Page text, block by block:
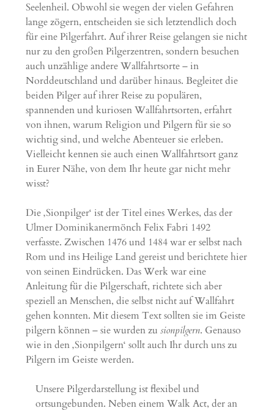
Seelenheil. Obwohl sie wegen der vielen Gefahren
lange zögern, entscheiden sie sich letztendlich doch
für eine Pilgerfahrt. Auf ihrer Reise gelangen sie nicht
nur zu den großen Pilgerzentren, sondern besuchen
auch unzählige andere Wallfahrtsorte – in
Norddeutschland und darüber hinaus. Begleitet die
beiden Pilger auf ihrer Reise zu populären,
spannenden und kuriosen Wallfahrtsorten, erfahrt
von ihnen, warum Religion und Pilgern für sie so
wichtig sind, und welche Abenteuer sie erleben.
Vielleicht kennen sie auch einen Wallfahrtsort ganz
in Eurer Nähe, von dem Ihr heute gar nicht mehr
wisst?
Die ‚Sionpilger‘ ist der Titel eines Werkes, das der
Ulmer Dominikanermönch Felix Fabri 1492
verfasste. Zwischen 1476 und 1484 war er selbst nach
Rom und ins Heilige Land gereist und berichtete hier
von seinen Eindrücken. Das Werk war eine
Anleitung für die Pilgerschaft, richtete sich aber
speziell an Menschen, die selbst nicht auf Wallfahrt
gehen konnten. Mit diesem Text sollten sie im Geiste
pilgern können – sie wurden zu sionpilgern. Genauso
wie in den ‚Sionpilgern‘ sollt auch Ihr durch uns zu
Pilgern im Geiste werden.
Unsere Pilgerdarstellung ist flexibel und
ortsungebunden. Neben einem Walk Act, der an